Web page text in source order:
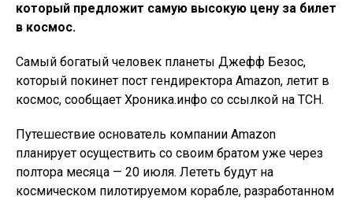
который предложит самую высокую цену за билет
в космос.
Самый богатый человек планеты Джефф Безос,
который покинет пост гендиректора Amazon, летит в
космос, сообщает Хроника.инфо со ссылкой на ТСН.
Путешествие основатель компании Amazon
планирует осуществить со своим братом уже через
полтора месяца — 20 июля. Лететь будут на
космическом пилотируемом корабле, разработанном